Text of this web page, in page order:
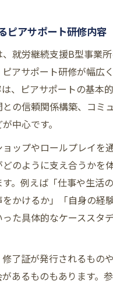
ピアサポート研修内容
就労継続支援B型事業
アサポート研修が幅広
、ピアサポートの基本
の信頼関係構築、コミ
中心です。
ップやロールプレイを
のように支え合うかを
。例えば「仕事や生活
かけるか」「自身の経
た具体的なケーススタ
了証が発行されるもの
あるものもあります。